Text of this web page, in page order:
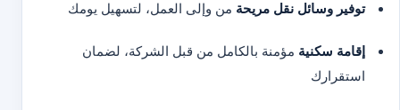
توفير وسائل نقل مريحة من وإلى العمل، لتسهيل يومك
إقامة سكنية مؤمنة بالكامل من قبل الشركة، لضمان
استقرارك